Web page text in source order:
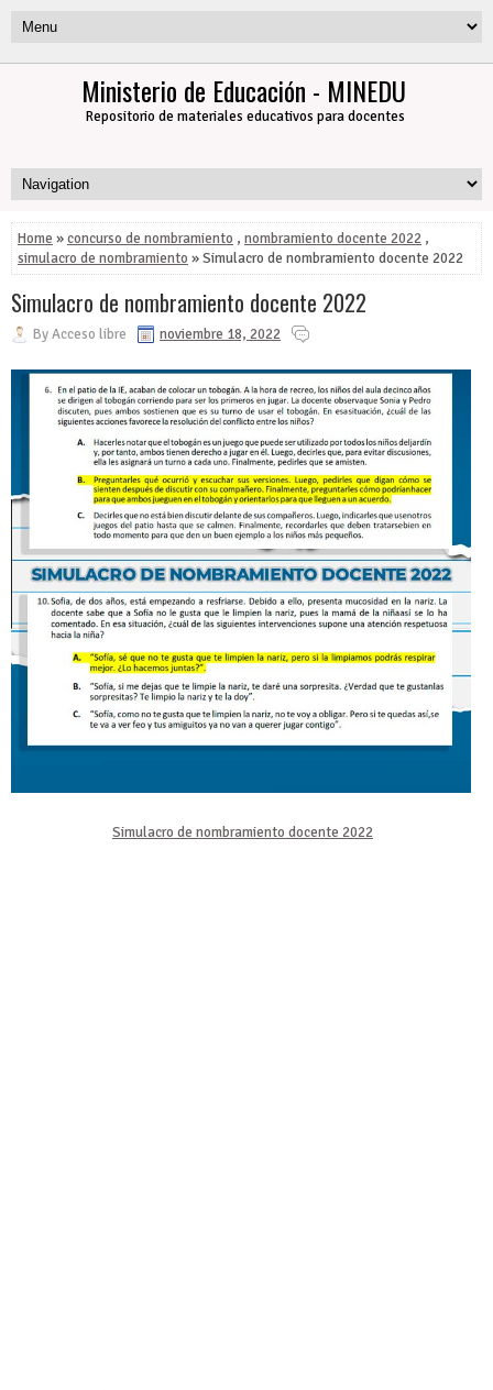
Ministerio de Educación - MINEDU
Repositorio de materiales educativos para docentes
Home »concurso de nombramiento , nombramiento docente 2022 ,
simulacro de nombramiento » Simulacro de nombramiento docente 2022
Simulacro de nombramiento docente 2022
ByAcceso libre noviembre 18, 2022
Simulacro de nombramiento docente 2022